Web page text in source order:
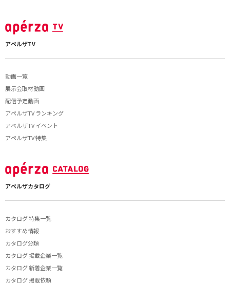
アペルザTV
動画一覧
展示会取材動画
配信予定動画
アペルザTV ランキング
アペルザTV イベント
アペルザTV 特集
アペルザカタログ
カタログ 特集一覧
おすすめ情報
カタログ分類
カタログ 掲載企業一覧
カタログ 新着企業一覧
カタログ 掲載依頼